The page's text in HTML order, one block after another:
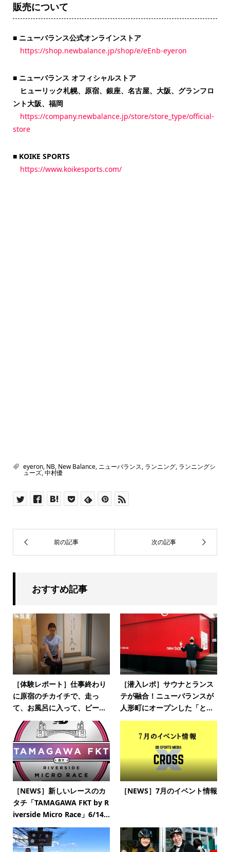
販売について
■ ニューバランス公式オンラインストア
https://shop.newbalance.jp/shop/e/eEnb-eyeron
■ ニューバランス オフィシャルストア
ヒューリック札幌、原宿、銀座、名古屋、大阪、グランフロ
ント大阪、福岡
https://company.newbalance.jp/store/store_type/official-
store
■ KOIKE SPORTS
https://www.koikesports.com/
eyeron, NB, New Balance, ニューバランス, ランニング, ランニングシ
ューズ,中村優
おすすめ記事
［体験レポート］仕事終わり
に原宿のチカイチで、走っ
て、お風呂に入って、ビー...
［潜入レポ］サウナとランス
テが融合！ニューバランスが
人形町にオープンした「と...
［NEWS］新しいレースのカ
タチ「TAMAGAWA FKT by R
iverside Micro Race」6/14...
［NEWS］7月のイベント情報